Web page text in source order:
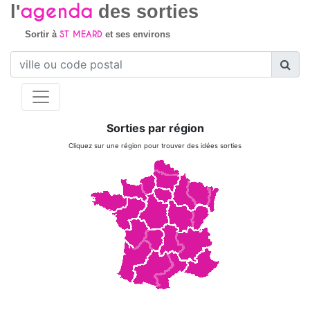
l'agenda des sorties
Sortir à ST MEARDet ses environs
Sorties par région
Cliquez sur une région pour trouver des idées sorties